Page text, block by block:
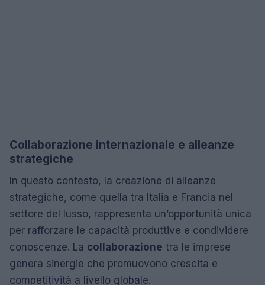
Collaborazione internazionale e alleanze
strategiche
In questo contesto, la creazione di alleanze
strategiche, come quella tra Italia e Francia nel
settore del lusso, rappresenta un’opportunità unica
per rafforzare le capacità produttive e condividere
conoscenze. La collaborazione tra le imprese
genera sinergie che promuovono crescita e
competitività a livello globale.